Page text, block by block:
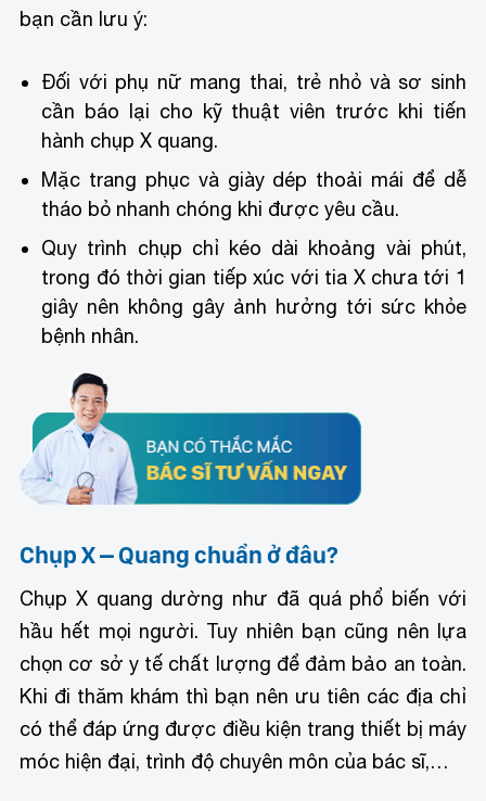
bạn cần lưu ý:
Đối với phụ nữ mang thai, trẻ nhỏ và sơ sinh
cần báo lại cho kỹ thuật viên trước khi tiến
hành chụp X quang.
Mặc trang phục và giày dép thoải mái để dễ
tháo bỏ nhanh chóng khi được yêu cầu.
Quy trình chụp chỉ kéo dài khoảng vài phút,
trong đó thời gian tiếp xúc với tia X chưa tới 1
giây nên không gây ảnh hưởng tới sức khỏe
bệnh nhân.
Chụp X – Quang chuẩn ở đâu?
Chụp X quang dường như đã quá phổ biến với
hầu hết mọi người. Tuy nhiên bạn cũng nên lựa
chọn cơ sở y tế chất lượng để đảm bảo an toàn.
Khi đi thăm khám thì bạn nên ưu tiên các địa chỉ
có thể đáp ứng được điều kiện trang thiết bị máy
móc hiện đại, trình độ chuyên môn của bác sĩ,…